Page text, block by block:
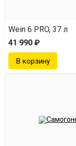
Wein 6 PRO, 37 л
41 990 ₽